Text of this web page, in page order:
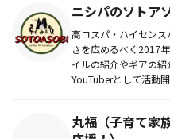
ニシパのソトア
高コスパ・ハイセン
さを広めるべく2017
イルの紹介やギアの
YouTuberとして活動
丸福（子育て家